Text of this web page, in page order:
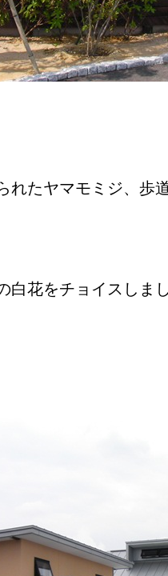
れたヤマモミジ、歩
白花をチョイスしま